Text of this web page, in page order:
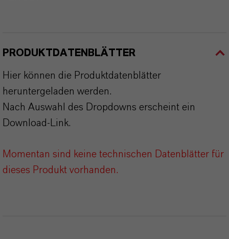
PRODUKTDATENBLÄTTER
Hier können die Produktdatenblätter
heruntergeladen werden.
Nach Auswahl des Dropdowns erscheint ein
Download-Link.
Momentan sind keine technischen Datenblätter für
dieses Produkt vorhanden.